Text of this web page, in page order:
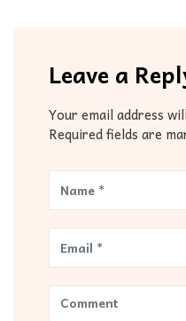
Leave a
Your email address
Required fields are